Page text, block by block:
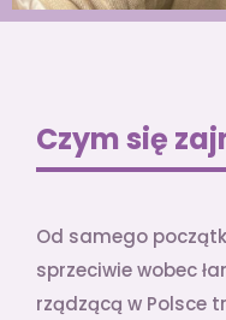
Czym się
Od samego
sprzeciwie wobec
rządzącą w Polsce